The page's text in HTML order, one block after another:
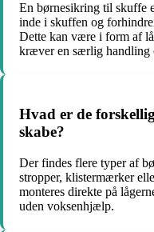
En børnesikring til skuffe
inde i skuffen og
Dette kan være i form af
kræver en særlig handling
Hvad er de
skabe?
Der findes flere typer af
stropper, klistermærker
monteres direkte på
uden voksenhjælp.